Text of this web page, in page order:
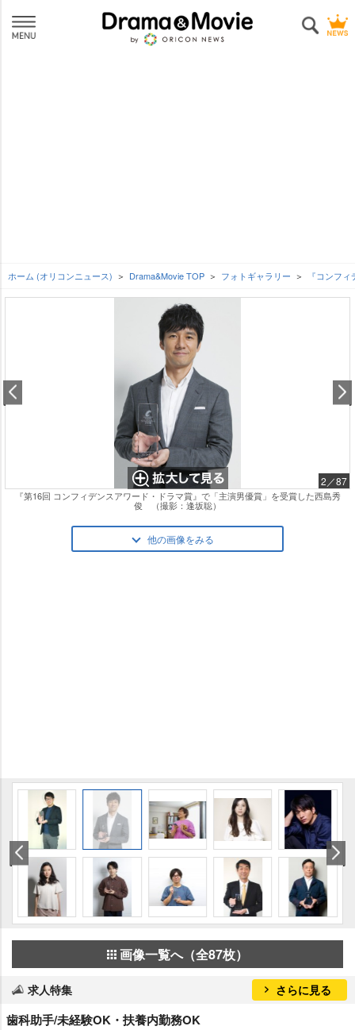
ホーム (オリコンニュース) Drama&Movie TOP フォトギャラリー 『コンフ
2／87
『第16回 コンフィデンスアワード・ドラマ賞』で「主演男優賞」を受賞した西島秀
俊 （撮影：逢坂聡）
他の画像をみる
画像一覧へ（全87枚）
求人特集 さらに見る
歯科助手/未経験OK・扶養内勤務OK